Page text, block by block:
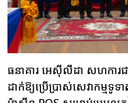
ធនាគារ អេស៊ីលីដា សហការ
ដាក់ឱ្យប្រើប្រាស់សេវាកម្ម